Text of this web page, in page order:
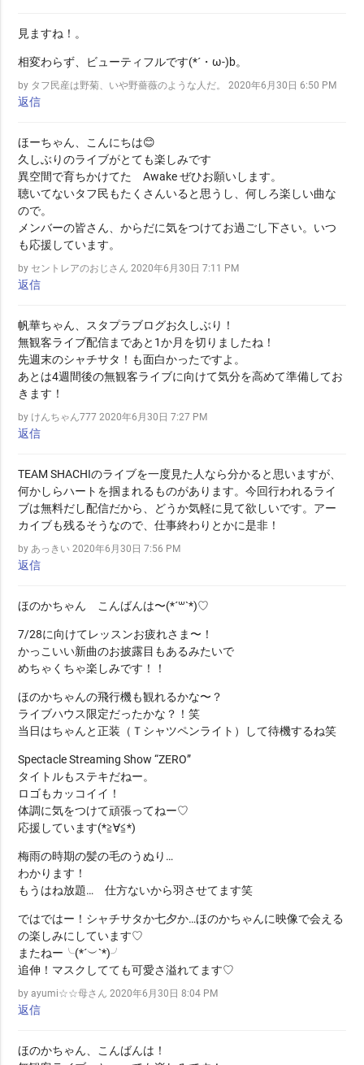
見ますね！。
相変わらず、ビューティフルです(*´・ω-)b。
by タフ民産は野菊、いや野薔薇のような人だ。 2020年6月30日 6:50 PM
返信
ほーちゃん、こんにちは😊
久しぶりのライブがとても楽しみです
異空間で育ちかけてた Awake ぜひお願いします。
聴いてないタフ民もたくさんいると思うし、何しろ楽しい曲な
ので。
メンバーの皆さん、からだに気をつけてお過ごし下さい。いつ
も応援しています。
by セントレアのおじさん 2020年6月30日 7:11 PM
返信
帆華ちゃん、スタプラブログお久しぶり！
無観客ライブ配信まであと1か月を切りましたね！
先週末のシャチサタ！も面白かったですよ。
あとは4週間後の無観客ライブに向けて気分を高めて準備してお
きます！
by けんちゃん777 2020年6月30日 7:27 PM
返信
TEAM SHACHIのライブを一度見た人なら分かると思いますが、
何かしらハートを掴まれるものがあります。今回行われるライ
ブは無料だし配信だから、どうか気軽に見て欲しいです。アー
カイブも残るそうなので、仕事終わりとかに是非！
by あっきい 2020年6月30日 7:56 PM
返信
ほのかちゃん こんばんは〜(*´꒳`*)♡
7/28に向けてレッスンお疲れさま〜！
かっこいい新曲のお披露目もあるみたいで
めちゃくちゃ楽しみです！！
ほのかちゃんの飛行機も観れるかな〜？
ライブハウス限定だったかな？！笑
当日はちゃんと正装（Ｔシャツペンライト）して待機するね笑
Spectacle Streaming Show “ZERO”
タイトルもステキだねー。
ロゴもカッコイイ！
体調に気をつけて頑張ってねー♡
応援しています(*≧∀≦*)
梅雨の時期の髪の毛のうぬり…
わかります！
もうはね放題… 仕方ないから羽させてます笑
ではではー！シャチサタか七夕か…ほのかちゃんに映像で会える
の楽しみにしています♡
またねー╰(*´︶`*)╯
追伸！マスクしてても可愛さ溢れてます♡
by ayumi☆☆母さん 2020年6月30日 8:04 PM
返信
ほのかちゃん、こんばんは！